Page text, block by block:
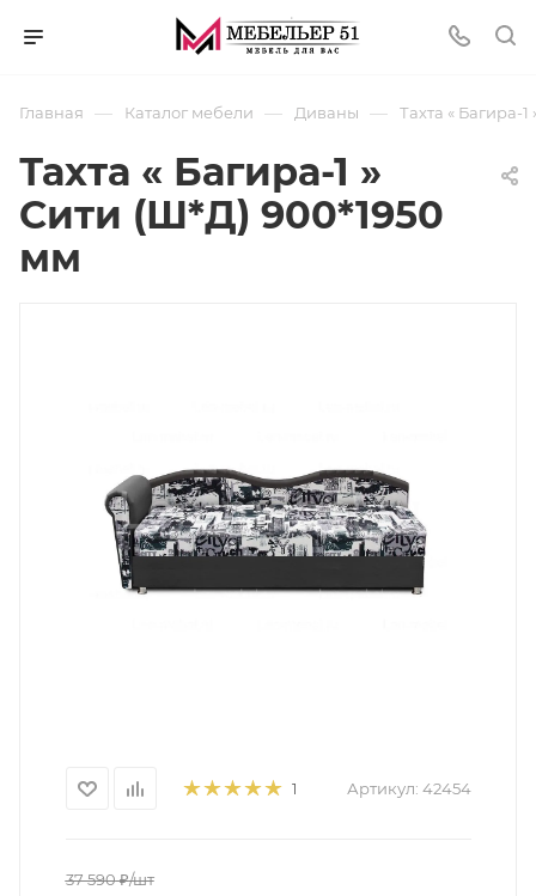
Главная — Каталог мебели — Диваны — Тахта « Багира-
Тахта « Багира-1 »
Сити (Ш*Д) 900*1950
мм
1 Артикул: 42454
37 590₽/шт